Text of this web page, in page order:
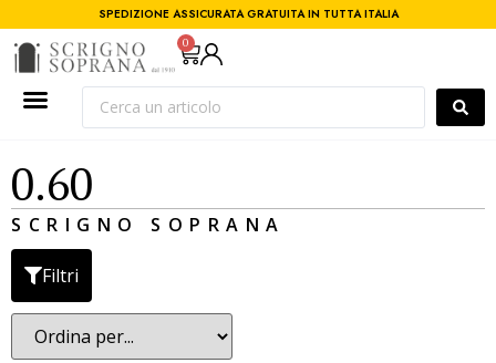
SPEDIZIONE ASSICURATA GRATUITA IN TUTTA ITALIA
0
0.60
SCRIGNO SOPRANA
Filtri